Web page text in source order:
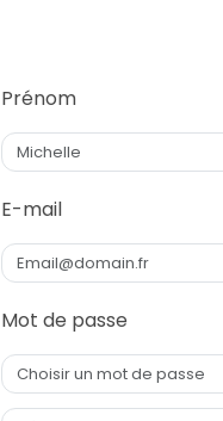
Prénom
E-mail
Mot de passe